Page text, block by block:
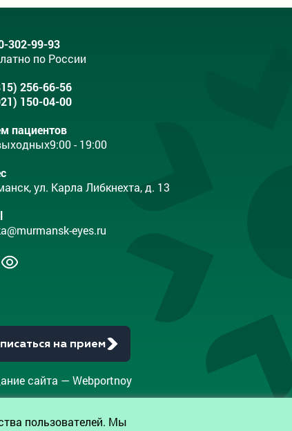
302-99-93
по России
256-66-56
150-04-00
пациентов
9:00 - 19:00
ул. Карла Либкнехта, д. 13
eyes.ru
на прием
сайта — Webportnoy
пользователей. Мы